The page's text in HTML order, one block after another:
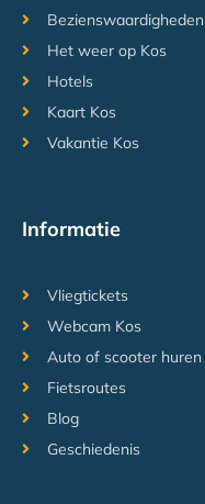
Bezienswaardigheden
Het weer op Kos
Hotels
Kaart Kos
Vakantie Kos
Informatie
Vliegtickets
Webcam Kos
Auto of scooter huren
Fietsroutes
Blog
Geschiedenis